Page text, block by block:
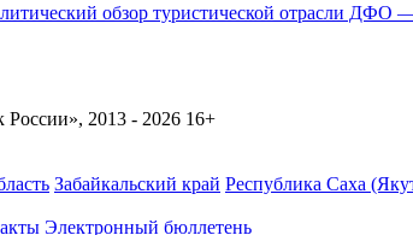
обзор туристической отрасли ДФО
2013 - 2026 16+
Забайкальский край Республика Саха
Электронный бюллетень